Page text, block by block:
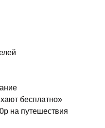
бесплатно»
на путешествия